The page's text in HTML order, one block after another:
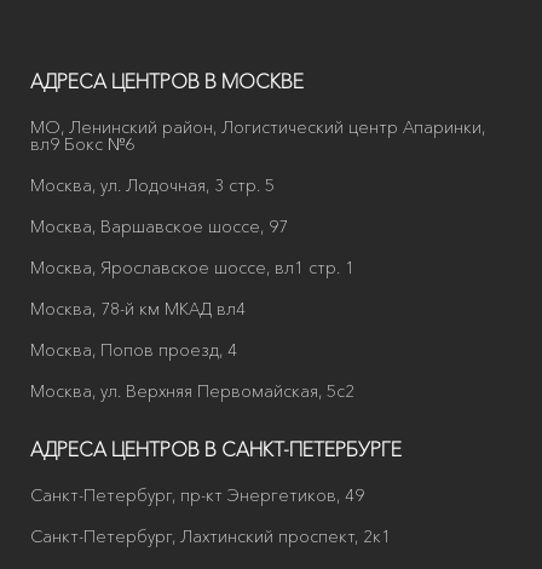
АДРЕСА ЦЕНТРОВ В МОСКВЕ
МО, Ленинский район, Логистический центр Апаринки,
вл9 Бокс №6
Москва, ул. Лодочная, 3 стр. 5
Москва, Варшавское шоссе, 97
Москва, Ярославское шоссе, вл1 стр. 1
Москва, 78-й км МКАД вл4
Москва, Попов проезд, 4
Москва, ул. Верхняя Первомайская, 5с2
АДРЕСА ЦЕНТРОВ В САНКТ-ПЕТЕРБУРГЕ
Санкт-Петербург, пр-кт Энергетиков, 49
Санкт-Петербург, Лахтинский проспект, 2к1